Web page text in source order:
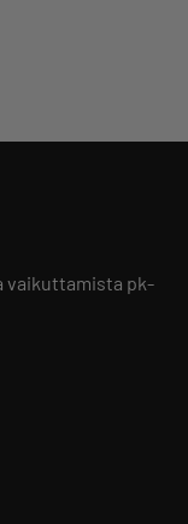
vaikuttamista pk-